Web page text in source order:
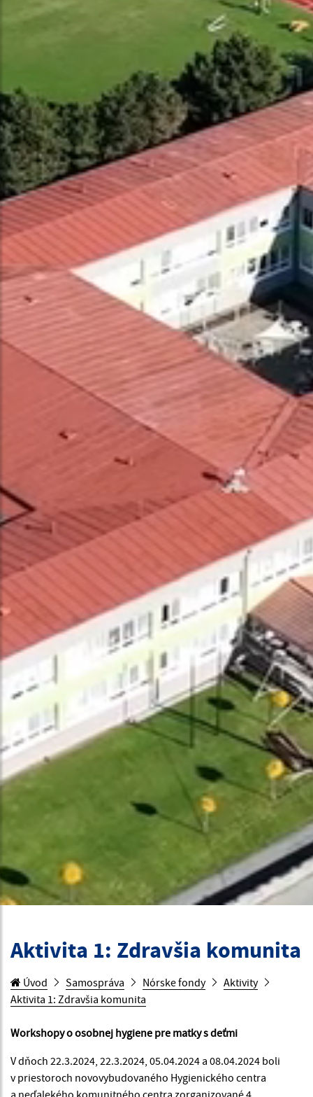
Aktivita 1: Zdravšia komunita
Úvod Samospráva Nórske fondy
Aktivity
Aktivita 1: Zdravšia komunita
Workshopy o osobnej hygiene pre matky s deťmi
V dňoch 22.3.2024, 22.3.2024, 05.04.2024 a 08.04.2024 boli
v priestoroch novovybudovaného Hygienického centra